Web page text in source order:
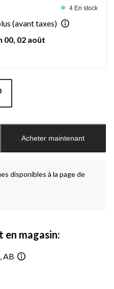
4 En stock
(avant taxes)
00, 02 août
Acheter maintenant
disponibles à la page de
en magasin:
AB